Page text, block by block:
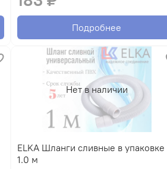
Подробнее
Нет в наличии
ELKA Шланги сливные в упаковке
1.0 м